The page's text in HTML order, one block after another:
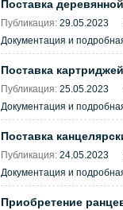
Поставка
Публикация: 29.05.2023
Документация и
Поставка картриджей
Публикация: 25.05.2023
Документация и
Поставка
Публикация: 24.05.2023
Документация и
Приобретение